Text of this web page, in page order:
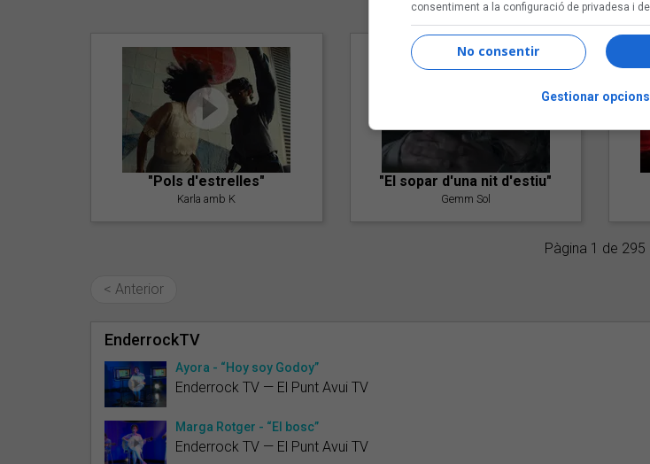
"Pols d'estrelles"
Karla amb K
"El sopar d'una nit d'estiu"
Gemm Sol
Pàgina 1 de 295
< Anterior
EnderrockTV
Ayora - “Hoy soy Godoy”
Enderrock TV — El Punt Avui TV
Marga Rotger - “El bosc”
Enderrock TV — El Punt Avui TV
consentiment a la configuració de privadesa i
No consentir
Gestionar opcions